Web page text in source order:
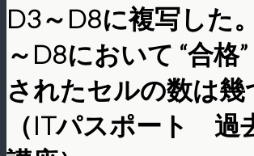
D3～D8に複写した
～D8において “合格
されたセルの数は幾
（ITパスポート 過